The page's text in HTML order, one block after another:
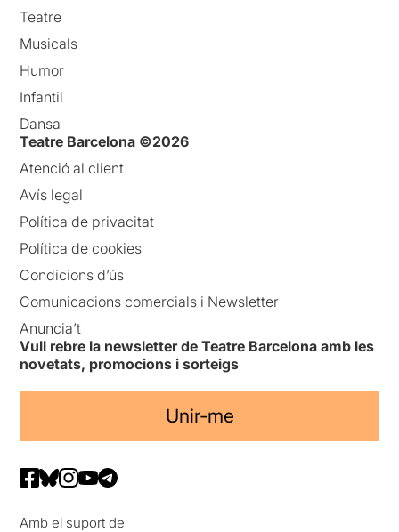
Teatre
Musicals
Humor
Infantil
Dansa
Teatre Barcelona ©2026
Atenció al client
Avís legal
Política de privacitat
Política de cookies
Condicions d’ús
Comunicacions comercials i Newsletter
Anuncia’t
Vull rebre la newsletter de Teatre Barcelona amb les
novetats, promocions i sorteigs
Unir-me
Amb el suport de